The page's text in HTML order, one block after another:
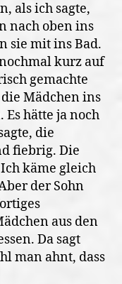
als ich sagte,
nach oben ins
sie mit ins Bad.
kurz auf
gemachte
Mädchen ins
Es hätte ja noch
die
fiebrig. Die
käme gleich
der Sohn
aus den
Da sagt
man ahnt, dass